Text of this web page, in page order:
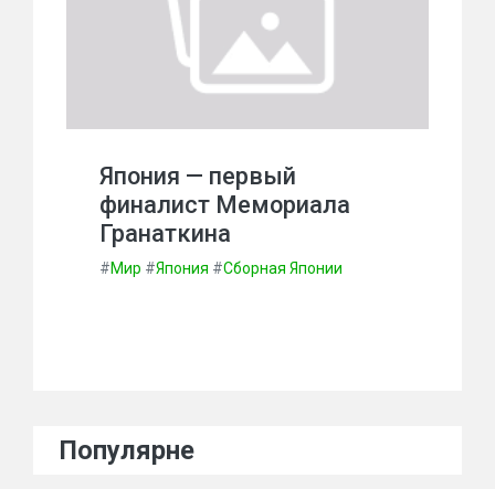
Япония — первый
финалист Мемориала
Гранаткина
#Мир #Япония #Сборная Японии
Популярне